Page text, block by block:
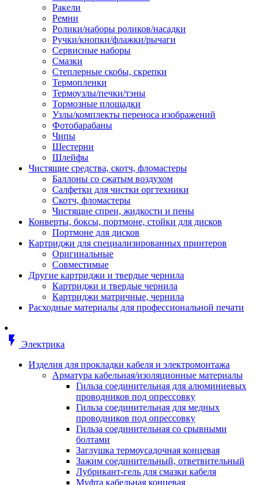
Болт анкерный
Болт с т-образной головкой
Болт с шестигранной головкой
Винт с кольцом
Гайка длинная
Гайка скользящая
Гайка стопорная
Лента монтажная
Основание монтажное для
стяжек и элементов
Растворитель
Саморез
Саморез по дереву
Скоба такелажная, шакл
Стержень резьбовой
Хомут резьбовой u-образной
(стремянка)
Шайба
Шпилька резьбовая
монтажные
Деталь крепежная для несущих и и
профильных реек
Зажим для крышки системы
поддержки кабелей
Кронштейн для кабельного лотка
Крышка для кабельных лотков
лотков
Лоток кабельный лестничный
Лоток кабельный листовой
Лоток кабельный проволочный
Ракели
Ремни
Ролики/наборы роликов/насадки
Ручки/кнопки/флажки/рычаги
Сервисные наборы
Смазки
Степлерные скобы, скрепки
Термопленки
Термоузлы/печки/тэны
Тормозные площадки
Узлы/комплекты переноса изображений
Фотобарабаны
Чипы
Шестерни
Шлейфы
Чистящие средства, скотч, фломастеры
Баллоны со сжатым воздухом
Салфетки для чистки оргтехники
Скотч, фломастеры
Чистящие спреи, жидкости и пены
Конверты, боксы, портмоне, стойки для дисков
Портмоне для дисков
Картриджи для специализированных принтеров
Оригинальные
Совместимые
Другие картриджи и твердые чернила
Картриджи и твердые чернила
Картриджи матричные, чернила
Расходные материалы для профессиональной печати
flash_on
Электрика
Изделия для прокладки кабеля и электромонтажа
Арматура кабельная/изоляционные материалы
Гильза соединительная для алюминиевых
проводников под опрессовку
Гильза соединительная для медных
проводников под опрессовку
Гильза соединительная со срывными
болтами
Заглушка термоусадочная концевая
Зажим соединительный, ответвительный
Лубрикант-гель для смазки кабеля
Муфта кабельная концевая